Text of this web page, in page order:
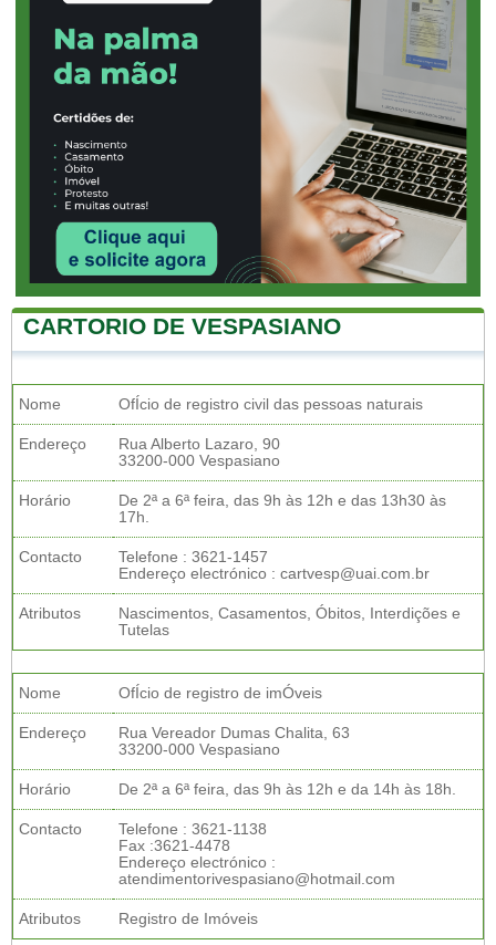
CARTORIO DE VESPASIANO
Nome OfÍcio de registro civil das pessoas naturais
Endereço
Rua Alberto Lazaro, 90
33200-000 Vespasiano
Horário
De 2ª a 6ª feira, das 9h às 12h e das 13h30 às
17h.
Contacto
Telefone : 3621-1457
Endereço electrónico : cartvesp@uai.com.br
Atributos
Nascimentos, Casamentos, Óbitos, Interdições e
Tutelas
Nome OfÍcio de registro de imÓveis
Endereço
Rua Vereador Dumas Chalita, 63
33200-000 Vespasiano
Horário De 2ª a 6ª feira, das 9h às 12h e da 14h às 18h.
Contacto
Telefone : 3621-1138
Fax :3621-4478
Endereço electrónico :
atendimentorivespasiano@hotmail.com
Atributos Registro de Imóveis